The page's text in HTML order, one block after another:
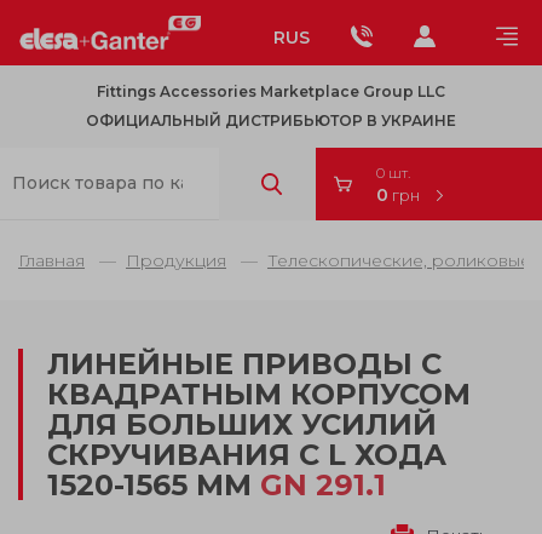
RUS
Fittings Accessories Marketplace Group LLC
ОФИЦИАЛЬНЫЙ ДИСТРИБЬЮТОР В УКРАИНЕ
0 шт.
0 грн
Главная Продукция Телескопические,
ЛИНЕЙНЫЕ ПРИВОДЫ С
КВАДРАТНЫМ КОРПУСОМ
ДЛЯ БОЛЬШИХ УСИЛИЙ
СКРУЧИВАНИЯ С L ХОДА
1520-1565 ММ GN 291.1